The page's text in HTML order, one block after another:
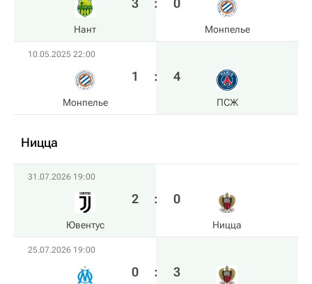
Нант
3 : 0
Монпелье
10.05.2025 22:00
Монпелье
1 : 4
ПСЖ
Ницца
31.07.2026 19:00
Ювентус
2 : 0
Ницца
25.07.2026 19:00
0 : 3